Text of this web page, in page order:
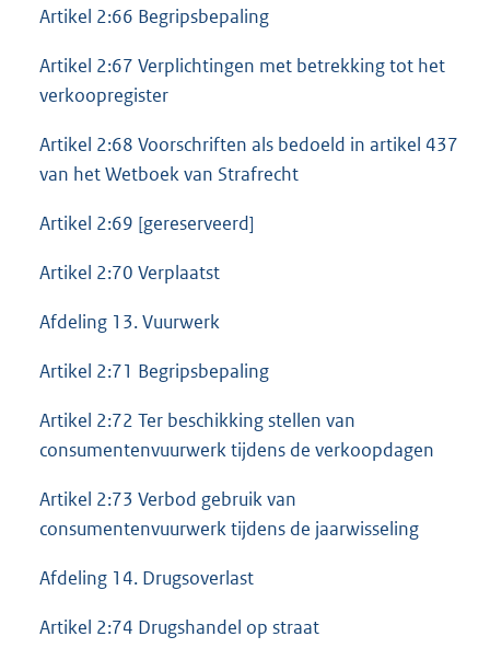
Artikel 2:66 Begripsbepaling
Artikel 2:67 Verplichtingen met betrekking tot het
verkoopregister
Artikel 2:68 Voorschriften als bedoeld in artikel 437
van het Wetboek van Strafrecht
Artikel 2:69 [gereserveerd]
Artikel 2:70 Verplaatst
Afdeling 13. Vuurwerk
Artikel 2:71 Begripsbepaling
Artikel 2:72 Ter beschikking stellen van
consumentenvuurwerk tijdens de verkoopdagen
Artikel 2:73 Verbod gebruik van
consumentenvuurwerk tijdens de jaarwisseling
Afdeling 14. Drugsoverlast
Artikel 2:74 Drugshandel op straat